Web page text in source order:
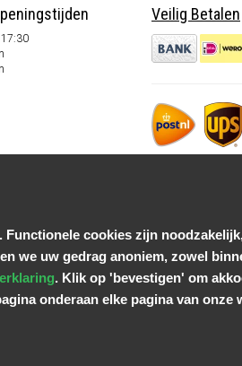
Veilig Betalen
cookies zijn
we uw gedrag anoniem, zowel
. Klik op 'bevestigen' om
onderaan elke pagina van onze